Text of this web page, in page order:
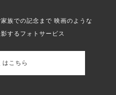
族での記念まで 映画のような
するフォトサービス
はこちら